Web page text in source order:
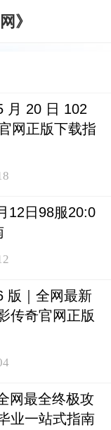
》
月 20 日 102
网正版下载指
12日98服20:0
版｜全网最新
传奇官网正版
网最全终极攻
业一站式指南